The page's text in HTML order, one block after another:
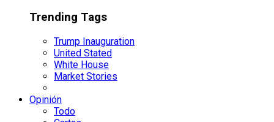
Trending Tags
Trump Inauguration
United Stated
White House
Market Stories
Opinión
Todo